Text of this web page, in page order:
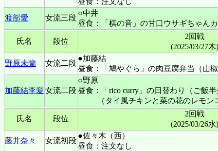
渡部愛
女流三段
○中井
昼食：「棋の音」の甘口ウサギちゃん
氏名 段位
2回戦
(2025/03/27木)
野原未蘭
女流二段
●加藤結
昼食：「鳩やぐら」の肉豆腐弁当（山
加藤結李愛 女流二段
○野原
昼食：「rico curry」の日替わり（ご飯
（タイ風チキンと菜の花のレモ
氏名 段位
2回戦
(2025/03/26水)
藤井奈々
女流初段
●佐々木（西）
昼食：注文なし